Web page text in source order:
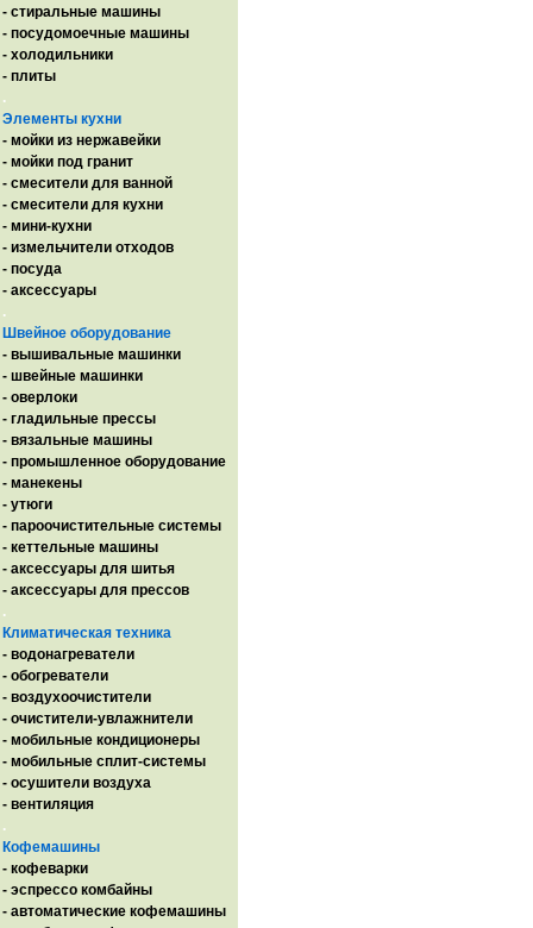
- стиральные машины
- посудомоечные машины
- холодильники
- плиты
.
Элементы кухни
- мойки из нержавейки
- мойки под гранит
- смесители для ванной
- смесители для кухни
- мини-кухни
- измельчители отходов
- посуда
- аксессуары
.
Швейное оборудование
- вышивальные машинки
- швейные машинки
- оверлоки
- гладильные прессы
- вязальные машины
- промышленное оборудование
- манекены
- утюги
- пароочистительные системы
- кеттельные машины
- аксессуары для шитья
- аксессуары для прессов
.
Климатическая техника
- водонагреватели
- обогреватели
- воздухоочистители
- очистители-увлажнители
- мобильные кондиционеры
- мобильные сплит-системы
- осушители воздуха
- вентиляция
.
Кофемашины
- кофеварки
- эспрессо комбайны
- автоматические кофемашины